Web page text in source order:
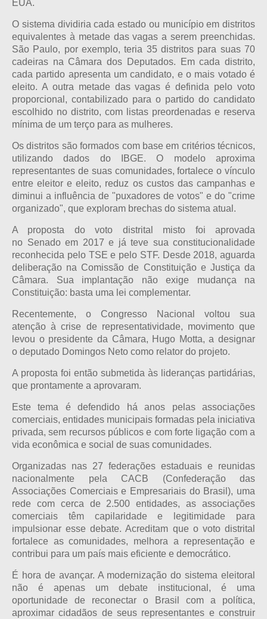
EUA.
O sistema dividiria cada estado ou município em distritos
equivalentes à metade das vagas a serem preenchidas.
São Paulo, por exemplo, teria 35 distritos para suas 70
cadeiras na Câmara dos Deputados. Em cada distrito,
cada partido apresenta um candidato, e o mais votado é
eleito. A outra metade das vagas é definida pelo voto
proporcional, contabilizado para o partido do candidato
escolhido no distrito, com listas preordenadas e reserva
mínima de um terço para as mulheres.
Os distritos são formados com base em critérios técnicos,
utilizando dados do IBGE. O modelo aproxima
representantes de suas comunidades, fortalece o vínculo
entre eleitor e eleito, reduz os custos das campanhas e
diminui a influência de "puxadores de votos" e do "crime
organizado", que exploram brechas do sistema atual.
A proposta do voto distrital misto foi aprovada
no Senado em 2017 e já teve sua constitucionalidade
reconhecida pelo TSE e pelo STF. Desde 2018, aguarda
deliberação na Comissão de Constituição e Justiça da
Câmara. Sua implantação não exige mudança na
Constituição: basta uma lei complementar.
Recentemente, o Congresso Nacional voltou sua
atenção à crise de representatividade, movimento que
levou o presidente da Câmara, Hugo Motta, a designar
o deputado Domingos Neto como relator do projeto.
A proposta foi então submetida às lideranças partidárias,
que prontamente a aprovaram.
Este tema é defendido há anos pelas associações
comerciais, entidades municipais formadas pela iniciativa
privada, sem recursos públicos e com forte ligação com a
vida econômica e social de suas comunidades.
Organizadas nas 27 federações estaduais e reunidas
nacionalmente pela CACB (Confederação das
Associações Comerciais e Empresariais do Brasil), uma
rede com cerca de 2.500 entidades, as associações
comerciais têm capilaridade e legitimidade para
impulsionar esse debate. Acreditam que o voto distrital
fortalece as comunidades, melhora a representação e
contribui para um país mais eficiente e democrático.
É hora de avançar. A modernização do sistema eleitoral
não é apenas um debate institucional, é uma
oportunidade de reconectar o Brasil com a política,
aproximar cidadãos de seus representantes e construir